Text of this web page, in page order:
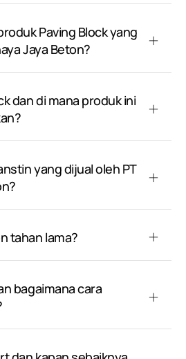
Paving Block yang
Jaya Beton?
dan di mana produk ini
yang dijual oleh PT
tahan lama?
bagaimana cara